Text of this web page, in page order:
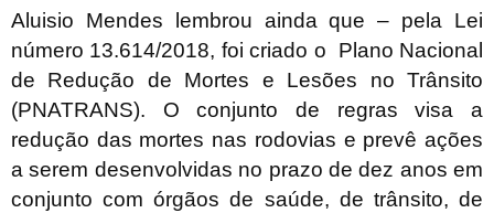
Aluisio Mendes lembrou ainda que – pela Lei
número 13.614/2018, foi criado o Plano Nacional
de Redução de Mortes e Lesões no Trânsito
(PNATRANS). O conjunto de regras visa a
redução das mortes nas rodovias e prevê ações
a serem desenvolvidas no prazo de dez anos em
conjunto com órgãos de saúde, de trânsito, de